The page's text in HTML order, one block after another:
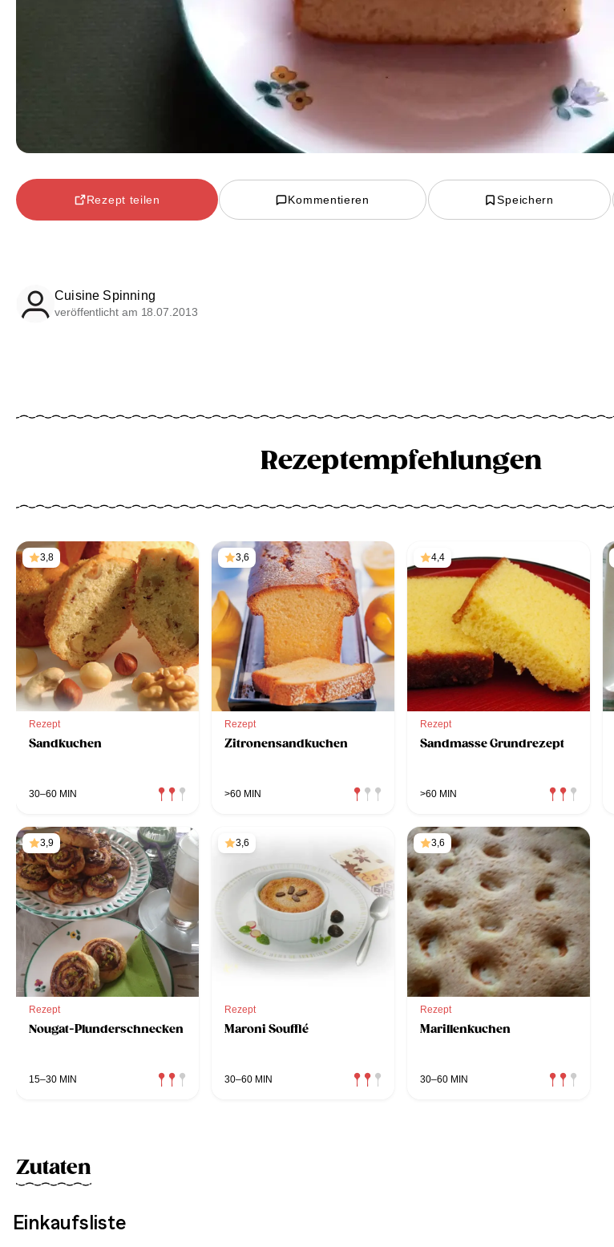
Rezept teilen Kommentieren Speichern
Cuisine Spinning
veröffentlicht am 18.07.2013
Rezeptempfehlungen
3,8
Rezept
Sandkuchen
30–60 MIN
3,6
Rezept
Zitronensandkuchen
>60 MIN
4,4
Rezept
Sandmasse Grundrezept
>60 MIN
3,9
Rezept
Nougat-Plunderschnecken
15–30 MIN
3,6
Rezept
Maroni Soufflé
30–60 MIN
3,6
Rezept
Marillenkuchen
30–60 MIN
Zutaten